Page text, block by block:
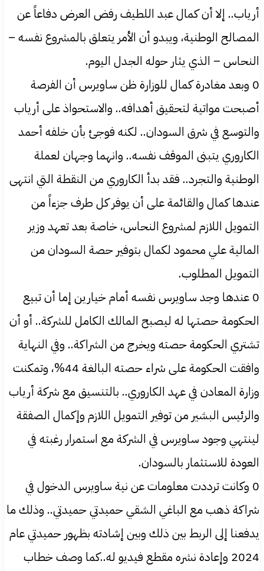
أرياب.. إلا أن كمال عبد اللطيف رفض العرض دفاعاً عن
المصالح الوطنية، ويبدو أن الأمر يتعلق بالمشروع نفسه –
النحاس – الذي يثار حوله الجدل اليوم.
0 وبعد مغادرة كمال للوزارة ظن ساويرس أن الفرصة
أصبحت مواتية لتحقيق أهدافه.. والاستحواذ على أرياب
والتوسع في شرق السودان.. لكنه فوجئ بأن خلفه أحمد
الكاروري يتبنى الموقف نفسه.. وانهما وجهان لعملة
الوطنية والتجرد.. فقد بدأ الكاروري من النقطة التي انتهى
عندها كمال والقائمة على أن يوفر كل طرف جزءاً من
التمويل اللازم لمشروع النحاس، خاصة بعد تعهد وزير
المالية علي محمود لكمال بتوفير حصة السودان من
التمويل المطلوب.
0 عندها وجد ساويرس نفسه أمام خيارين إما أن تبيع
الحكومة حصتها له ليصبح المالك الكامل للشركة.. أو أن
تشتري الحكومة حصته ويخرج من الشراكة.. وفي النهاية
وافقت الحكومة على شراء حصته البالغة 44%، وتمكنت
وزارة المعادن في عهد الكاروري.. بالتنسيق مع شركة أرياب
والرئيس البشير من توفير التمويل اللازم وإكمال الصفقة
لينتهي وجود ساويرس في الشركة مع استمرار رغبته في
العودة للاستثمار بالسودان.
0 وكانت ترددت معلومات عن نية ساويرس الدخول في
شراكة ذهب مع الباغي الشقي حميدتي حميدتي.. وذلك ما
يدفعنا إلى الربط بين ذلك وبين إشادته بظهور حميدتي عام
2024 وإعادة نشره مقطع فيديو له..كما وصف خطاب